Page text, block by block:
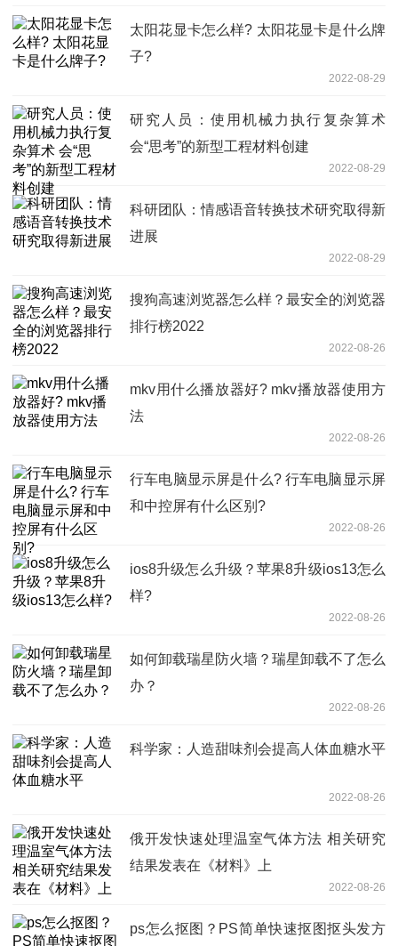
太阳花显卡怎么样? 太阳花显卡是什么牌
子?
2022-08-29
研究人员：使用机械力执行复杂算术
会“思考”的新型工程材料创建
2022-08-29
科研团队：情感语音转换技术研究取得新
进展
2022-08-29
搜狗高速浏览器怎么样？最安全的浏览器
排行榜2022
2022-08-26
mkv用什么播放器好? mkv播放器使用方
法
2022-08-26
行车电脑显示屏是什么? 行车电脑显示屏
和中控屏有什么区别?
2022-08-26
ios8升级怎么升级？苹果8升级ios13怎么
样?
2022-08-26
如何卸载瑞星防火墙？瑞星卸载不了怎么
办？
2022-08-26
科学家：人造甜味剂会提高人体血糖水平
2022-08-26
俄开发快速处理温室气体方法 相关研究
结果发表在《材料》上
2022-08-26
ps怎么抠图？PS简单快速抠图抠头发方